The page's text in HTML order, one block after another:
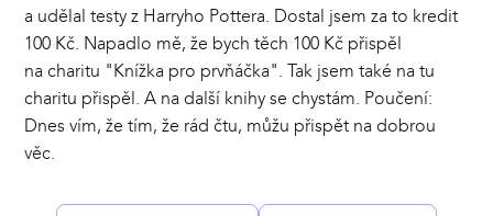
a udělal testy z Harryho Pottera. Dostal jsem za to kredit
100 Kč. Napadlo mě, že bych těch 100 Kč přispěl
na charitu "Knížka pro prvňáčka". Tak jsem také na tu
charitu přispěl. A na další knihy se chystám. Poučení:
Dnes vím, že tím, že rád čtu, můžu přispět na dobrou
věc.